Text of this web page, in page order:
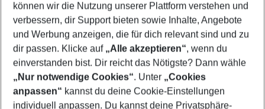
Mehr Filter anzeigen
Footer
Footer navigation
können wir die Nutzung unserer Plattform verstehen und
verbessern, dir Support bieten sowie Inhalte, Angebote
und Werbung anzeigen, die für dich relevant sind und zu
dir passen. Klicke auf „Alle akzeptieren“, wenn du
einverstanden bist. Dir reicht das Nötigste? Dann wähle
„Nur notwendige Cookies“. Unter „Cookies
anpassen“ kannst du deine Cookie-Einstellungen
individuell anpassen. Du kannst deine Privatsphäre-